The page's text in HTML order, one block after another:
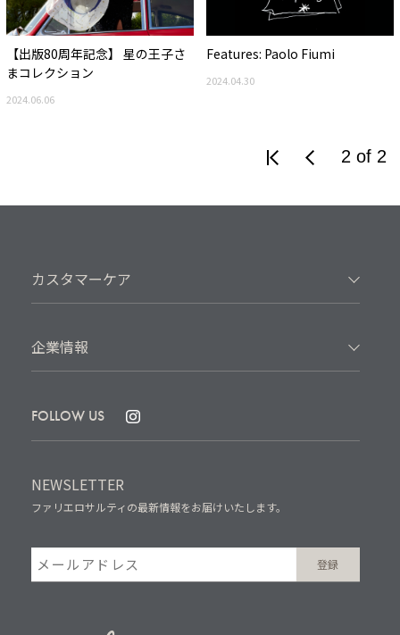
【出版80周年記念】 星の王子さ
まコレクション
2024.06.06
Features: Paolo Fiumi
2024.04.30
2 of 2
カスタマーケア
企業情報
FOLLOW US
NEWSLETTER
ファリエロサルティの最新情報をお届けいたします。